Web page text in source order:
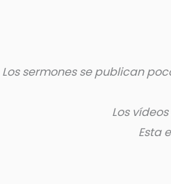
Los sermones se publican
Los
Esta